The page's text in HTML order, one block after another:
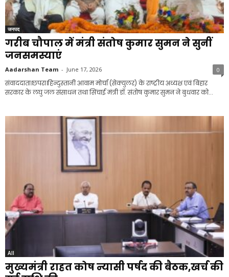
जनपद
गरीब चौपाल में मंत्री संतोष कुमार सुमन ने सुनीं
जनसमस्याएं
Aadarshan Team - June 17, 2026 0
संवाददाता।छपरा।हिन्दुस्तानी आवाम मोर्चा (सेक्युलर) के राष्ट्रीय अध्यक्ष एवं बिहार
सरकार के लघु जल संसाधन तथा सिंचाई मंत्री डॉ. संतोष कुमार सुमन ने बुधवार को...
All
मुख्यमंत्री राहत कोष न्यासी पर्षद की बैठक,खर्च की